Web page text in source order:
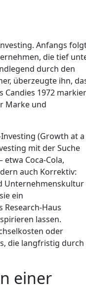
Anfangs
die tief
durch den
überzeugte ihn,
Candies 1972
Marke und
(Growth at a
mit der Suche
Coca-Cola,
auch Korrektiv:
Unternehmenskultur
ein
Haus
lassen.
oder
die langfristig durch
einer